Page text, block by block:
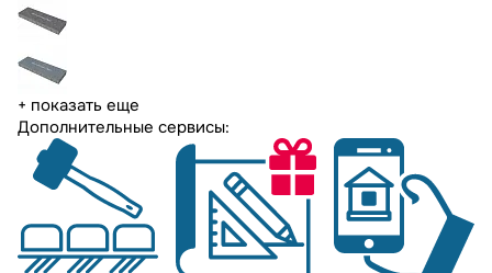
+ показать еще
Дополнительные сервисы: